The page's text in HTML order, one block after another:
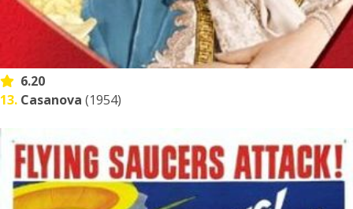
6.20
13. Casanova (1954)